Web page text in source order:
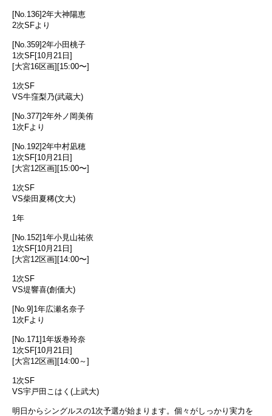
[No.136]2年大神陽恵
2次SFより
[No.359]2年小田桃子
1次SF[10月21日]
[大宮16区画][15:00〜]
1次SF
VS牛窪梨乃(武蔵大)
[No.377]2年外ノ岡美侑
1次Fより
[No.192]2年中村凪穂
1次SF[10月21日]
[大宮12区画][15:00〜]
1次SF
VS柴田夏稀(文大)
1年
[No.152]1年小見山祐依
1次SF[10月21日]
[大宮12区画][14:00〜]
1次SF
VS堤響喜(創価大)
[No.9]1年広瀬名奈子
1次Fより
[No.171]1年坂巻玲奈
1次SF[10月21日]
[大宮12区画][14:00～]
1次SF
VS宇戸田こはく(上武大)
明日からシングルスの1次予選が始まります。個々がしっかり実力を